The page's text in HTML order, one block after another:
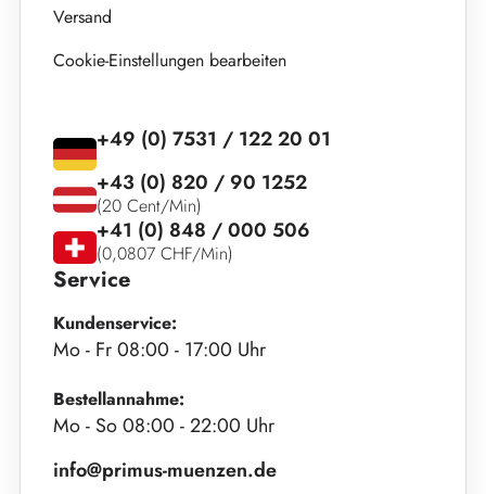
Versand
Cookie-Einstellungen bearbeiten
Service
Kundenservice:
Mo - Fr 08:00 - 17:00 Uhr
Bestellannahme:
Mo - So 08:00 - 22:00 Uhr
info@primus-muenzen.de
+49 (0) 7531 / 122 20 01
+43 (0) 820 / 90 1252
(20 Cent/Min)
+41 (0) 848 / 000 506
(0,0807 CHF/Min)